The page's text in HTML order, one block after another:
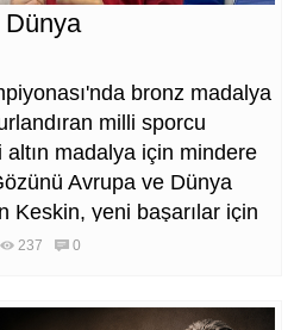
Dünya
bronz madalya
milli sporcu
madalya için mindere
Avrupa ve Dünya
Keskin, yeni başarılar için
237 0